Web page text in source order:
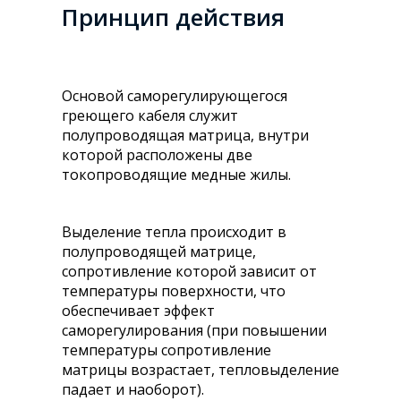
Принцип действия
Основой саморегулирующегося
греющего кабеля служит
полупроводящая матрица, внутри
которой расположены две
токопроводящие медные жилы.
Выделение тепла происходит в
полупроводящей матрице,
сопротивление которой зависит от
температуры поверхности, что
обеспечивает эффект
саморегулирования (при повышении
температуры сопротивление
матрицы возрастает, тепловыделение
падает и наоборот).